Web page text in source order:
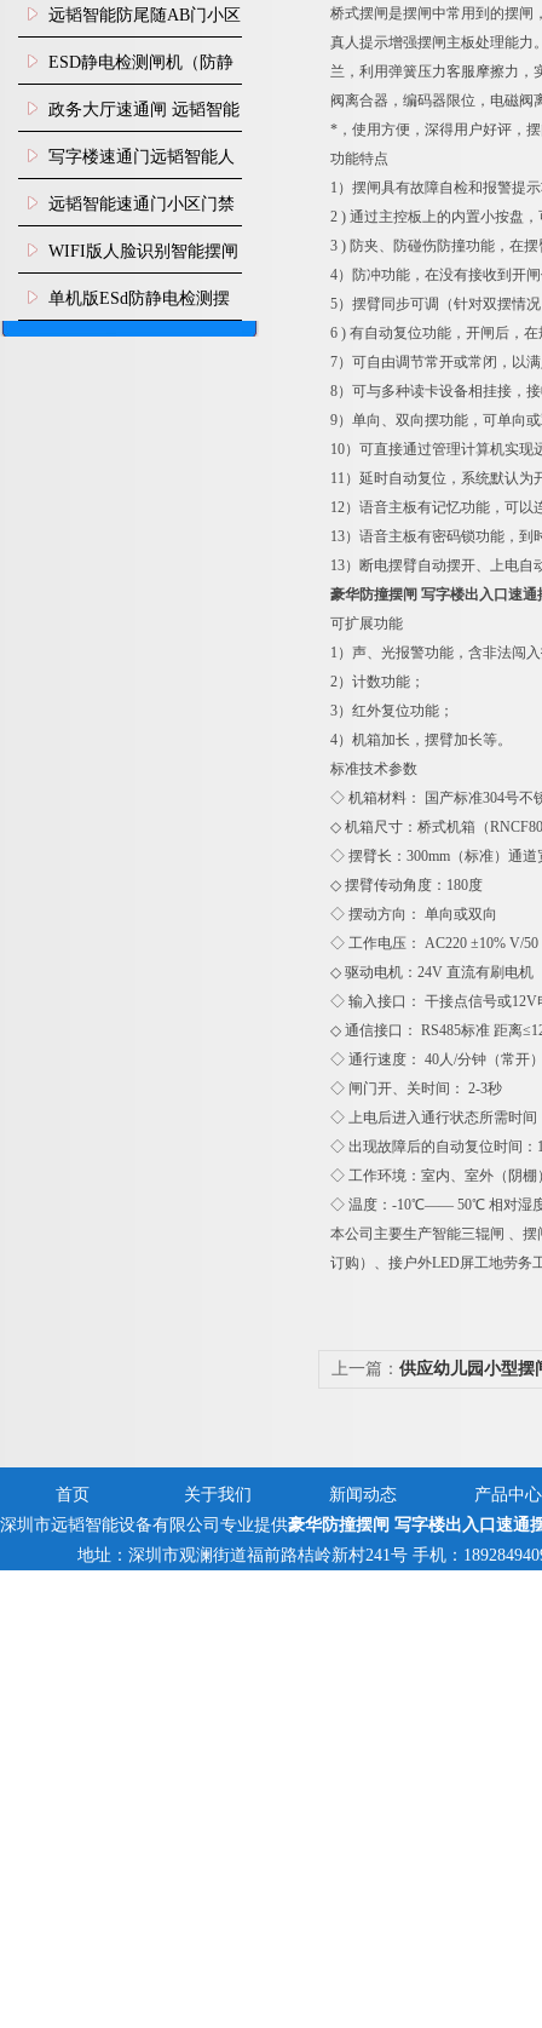
机
远韬智能防尾随AB门小区
门禁闸机安装
​ESD静电检测闸机（防静
电门禁通道系统）
政务大厅速通闸 远韬智能
防尾随静音速通门
写字楼速通门远韬智能人
脸识别快速通道闸
远韬智能速通门小区门禁
闸机食堂消费摆闸
WIFI版人脸识别智能摆闸
机
单机版ESd防静电检测摆
闸机
桥式摆闸是摆闸中常用到的摆闸
真人提示增强摆闸主板处理能力
兰，利用弹簧压力客服摩擦力，
阀离合器，编码器限位，电磁阀
*，使用方便，深得用户好评，
功能
1）摆闸具有故障自检和报警提
2 ) 通过主控板上的内置小按盘
3 ) 防夹、防碰伤防撞功能，在
4）防冲功能，在没有接收到开
5）摆臂同步可调（针对双摆情
6 ) 有自动复位功能，开闸后，
7）可自由调节常开或常闭，以
8）可与多种读卡设备相挂接，
9）单向、双向摆功能，可单向
10）可直接通过管理计算机实现
11）延时自动复位，系统默认为
12）语音主板有记忆功能，可以
13）语音主板有密码锁功能，
13）断电摆臂自动摆开、上电自
豪华防撞摆闸 写字楼出入口速通
可扩展功能
1）声、光报警功能，含非法闯
2）计数功能；
3）红外复位功能；
4）机箱加长，摆臂加长等。
标准技
◇ 机箱材料： 国产标准304号不
◇ 机箱尺寸：桥式机箱（
◇ 摆臂长：300mm（标准）通道
◇ 摆臂传动角度：180度
◇ 摆动方向： 单向或双向
◇ 工作电压： AC220 ±10% V/50
◇ 驱动电机：24V 直流有刷电机
◇ 输入接口： 干接点信号或12V
◇ 通信接口： RS485标准 距离
◇ 通行速度： 40人/分钟（常开
◇ 闸门开、关时间： 2-3秒
◇ 上电后进入通行状态所需时间
◇ 出现故障后的自动复位时间：
◇ 工作环境：室内、室外（阴棚
◇ 温度：-10℃—— 50℃ 相对湿度
本公司主要生产智能三辊闸 、
订购）、接户外LED屏工地劳务
上一篇： 供应幼儿园小型摆
首页 关于我们 新闻动态
产品中心
深圳市远韬智能设备有限公司专业提供豪华防撞摆闸 写字楼出入口速通
地址：深圳市观澜街道福前路桔岭新村241号 手机：